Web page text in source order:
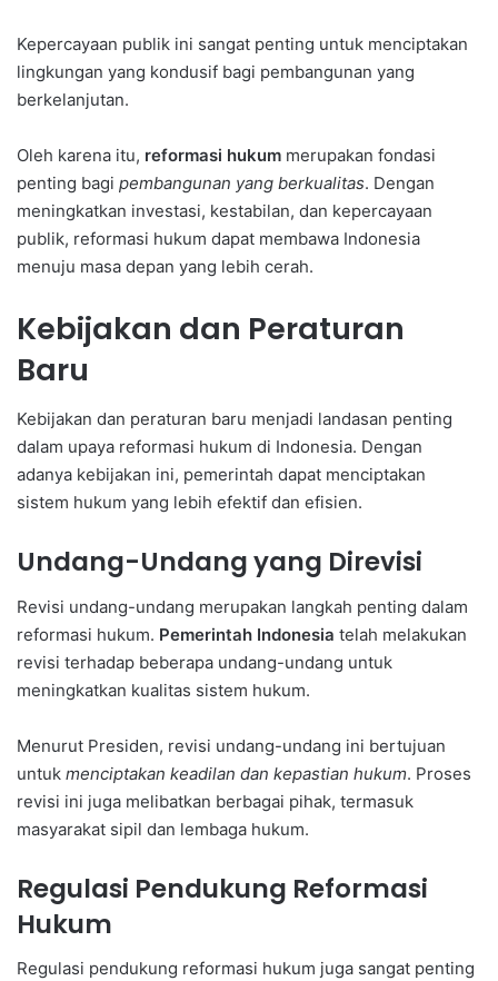
Kepercayaan publik ini sangat penting untuk menciptakan
lingkungan yang kondusif bagi pembangunan yang
berkelanjutan.
Oleh karena itu, reformasi hukum merupakan fondasi
penting bagi pembangunan yang berkualitas. Dengan
meningkatkan investasi, kestabilan, dan kepercayaan
publik, reformasi hukum dapat membawa Indonesia
menuju masa depan yang lebih cerah.
Kebijakan dan Peraturan
Baru
Kebijakan dan peraturan baru menjadi landasan penting
dalam upaya reformasi hukum di Indonesia. Dengan
adanya kebijakan ini, pemerintah dapat menciptakan
sistem hukum yang lebih efektif dan efisien.
Undang-Undang yang Direvisi
Revisi undang-undang merupakan langkah penting dalam
reformasi hukum. Pemerintah Indonesia telah melakukan
revisi terhadap beberapa undang-undang untuk
meningkatkan kualitas sistem hukum.
Menurut Presiden, revisi undang-undang ini bertujuan
untuk menciptakan keadilan dan kepastian hukum. Proses
revisi ini juga melibatkan berbagai pihak, termasuk
masyarakat sipil dan lembaga hukum.
Regulasi Pendukung Reformasi
Hukum
Regulasi pendukung reformasi hukum juga sangat penting